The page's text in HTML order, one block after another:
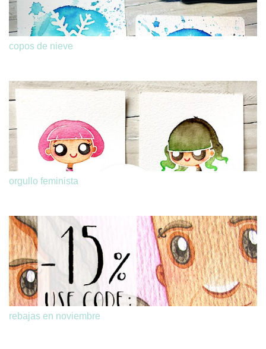
copos de nieve
orgullo feminista
rebajas en noviembre